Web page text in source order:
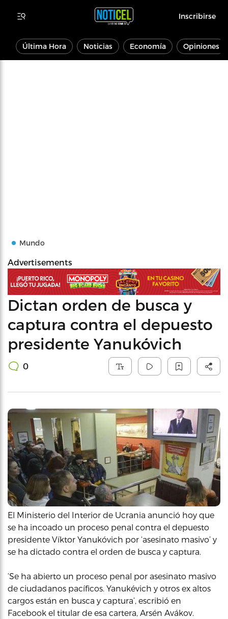
Inscribirse
Última Hora Noticias Economía Opiniones
Mundo
Advertisements
Dictan orden de busca y
captura contra el depuesto
presidente Yanukóvich
0
El Ministerio del Interior de Ucrania anunció hoy que
se ha incoado un proceso penal contra el depuesto
presidente Víktor Yanukóvich por ‘asesinato masivo’ y
se ha dictado contra el orden de busca y captura.
‘Se ha abierto un proceso penal por asesinato masivo
de ciudadanos pacíficos. Yanukévich y otros ex altos
cargos están en busca y captura’, escribió en
Facebook el titular de esa cartera, Arsén Avákov.